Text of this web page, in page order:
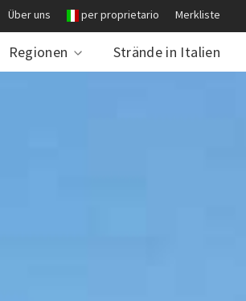
Über uns per proprietario Merkliste
Regionen Strände in Italien